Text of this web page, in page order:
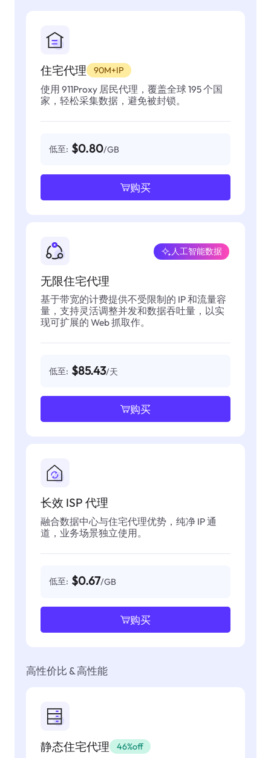
住宅代理 90M+IP
使用 911Proxy 居民代理，覆盖全球 195 个国
家，轻松采集数据，避免被封锁。
低至: $0.80/GB
购买
无限住宅代理
人工智能数据
基于带宽的计费提供不受限制的 IP 和流量容
量，支持灵活调整并发和数据吞吐量，以实
现可扩展的 Web 抓取作。
低至: $85.43/天
购买
长效 ISP 代理
融合数据中心与住宅代理优势，纯净 IP 通
道，业务场景独立使用。
低至: $0.67/GB
购买
高性价比 & 高性能
静态住宅代理 46%off